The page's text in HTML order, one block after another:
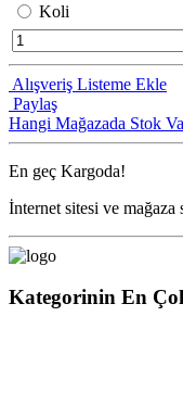
Koli
Alışveriş Listeme Ekle
Paylaş
Hangi Mağazada Stok
En geç Kargoda!
İnternet sitesi ve mağaza
Kategorinin En